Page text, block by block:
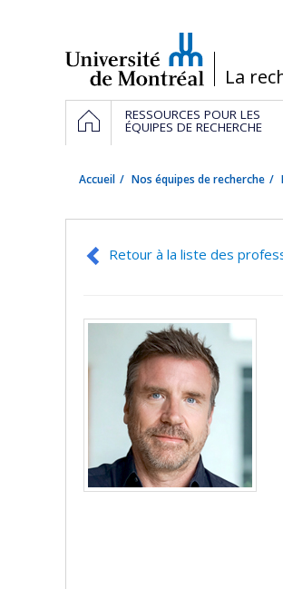
/La
Navigation
principale
ACCUEILRESSOURCES POUR LES
ÉQUIPES DE RECHERCHE
Accueil Nos équipes de recherche
Retour à la liste des